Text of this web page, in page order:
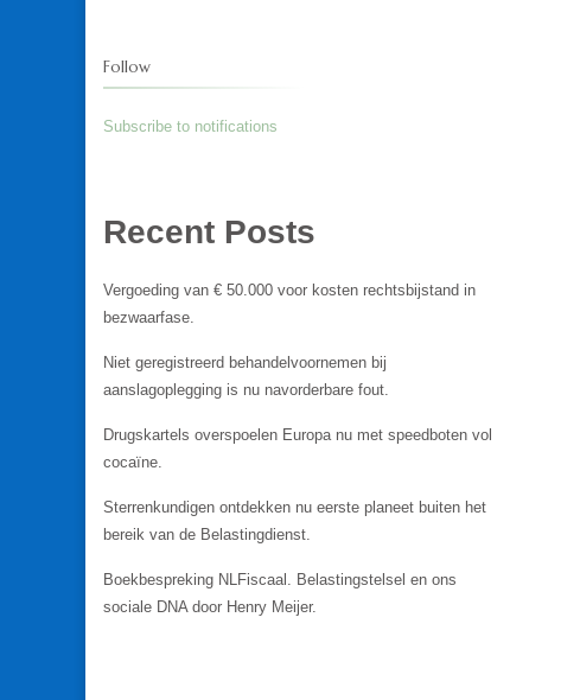
Follow
Subscribe to notifications
Recent Posts
Vergoeding van € 50.000 voor kosten rechtsbijstand in
bezwaarfase.
Niet geregistreerd behandelvoornemen bij
aanslagoplegging is nu navorderbare fout.
Drugskartels overspoelen Europa nu met speedboten vol
cocaïne.
Sterrenkundigen ontdekken nu eerste planeet buiten het
bereik van de Belastingdienst.
Boekbespreking NLFiscaal. Belastingstelsel en ons
sociale DNA door Henry Meijer.